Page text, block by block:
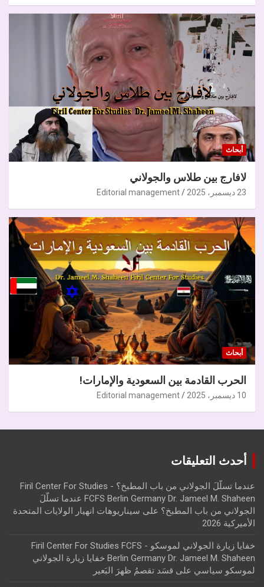
أبحاث
لافارج بين طلاس والجولاني
23 ديسمبر، 2025 Editorial management
أبحاث
الحرب القادمة بين السعودية والإمارات!
10 ديسمبر، 2025 Editorial management
أحدث التعليقات
عندما تسلّلَ الجولاني من باب المطبخ؟ - Firil Center For Studies
FCFS Berlin Germany Dr. Jameel M. Shaheen عندما تسلّلَ
الجولاني من باب المطبخ؟ على سيناريوهات انهيار الولايات المتحدة
الأميركية 2026
خفايا زيارة الجولاني لموسكو - Firil Center For Studies FCFS
Berlin Germany Dr. Jameel M. Shaheen خفايا زيارة الجولاني
لموسكو سياسي على قسَد تقصمُ ظهرَ البَعير